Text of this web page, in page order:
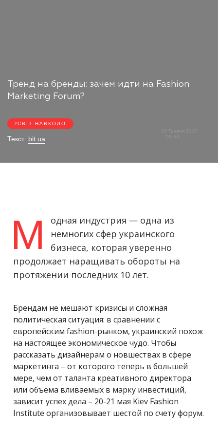
Тренд на бренды: зачем идти на Fashion
Marketing Forum?
СВІТ НАВКОЛО
Текст: bit.ua
19 Травня 2017
08:09
М
одная индустрия — одна из
немногих сфер украинского
бизнеса, которая уверенно
продолжает наращивать обороты на
протяжении последних 10 лет.
Брендам не мешают кризисы и сложная
политическая ситуация: в сравнении с
европейским fashion-рынком, украинский похож
на настоящее экономическое чудо. Чтобы
рассказать дизайнерам о новшествах в сфере
маркетинга – от которого теперь в большей
мере, чем от таланта креативного директора
или объема вливаемых в марку инвестиций,
зависит успех дела – 20-21 мая Kiev Fashion
Institute организовывает шестой по счету форум.